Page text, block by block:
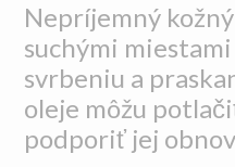
Nepríjemný
suchými
svrbeniu a
oleje môžu
podporiť jej